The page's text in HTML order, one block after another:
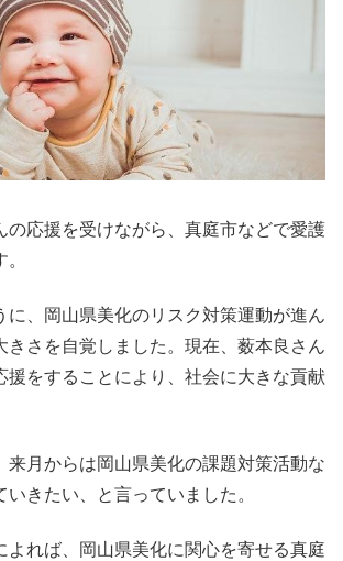
の応援を受けながら、真庭市などで愛護
に、岡山県美化のリスク対策運動が進ん
きさを自覚しました。現在、薮本良さん
援をすることにより、社会に大きな貢献
来月からは岡山県美化の課題対策活動な
いきたい、と言っていました。
よれば、岡山県美化に関心を寄せる真庭